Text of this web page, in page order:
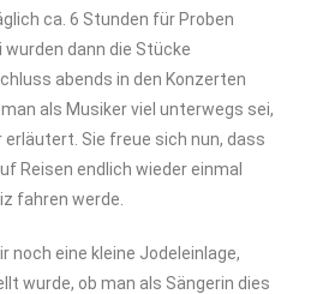
ca. 6 Stunden für Proben
dann die Stücke
abends in den Konzerten
als Musiker viel unterwegs sei,
er läutert . Sie freue sich nun, dass
Reisen endlich wieder einmal
fahren werde
noch eine kleine Jodeleinlage,
wurde, ob man als Sängerin dies